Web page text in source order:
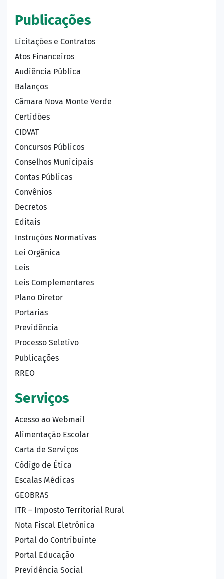
Publicações
Licitações e Contratos
Atos Financeiros
Audiência Pública
Balanços
Câmara Nova Monte Verde
Certidões
CIDVAT
Concursos Públicos
Conselhos Municipais
Contas Públicas
Convênios
Decretos
Editais
Instruções Normativas
Lei Orgânica
Leis
Leis Complementares
Plano Diretor
Portarias
Previdência
Processo Seletivo
Publicações
RREO
Serviços
Acesso ao Webmail
Alimentação Escolar
Carta de Serviços
Código de Ética
Escalas Médicas
GEOBRAS
ITR – Imposto Territorial Rural
Nota Fiscal Eletrônica
Portal do Contribuinte
Portal Educação
Previdência Social